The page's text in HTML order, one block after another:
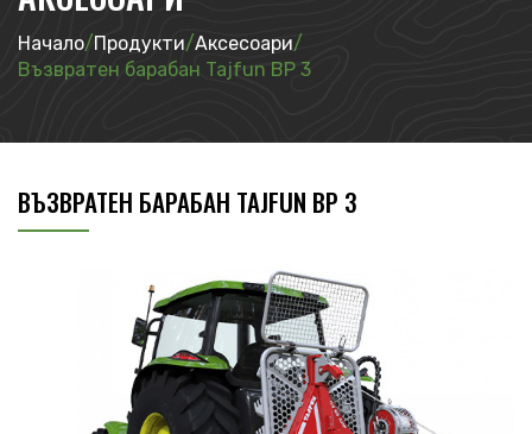
Начало/Продукти/Аксесоари/
Възвратен барабан Tajfun BP 3
ВЪЗВРАТЕН БАРАБАН TAJFUN BP 3